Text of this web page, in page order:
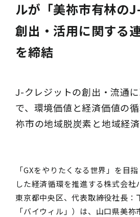
ルが「美祢市有林の
創出・活用に関する
を締結
J-クレジットの創出・流通
で、環境価値と経済価値の
祢市の地域脱炭素と地域経
「GXをやりたくなる世界」を目
した経済循環を推進する株式会社
東京都中央区、代表取締役社長：
「バイウィル」）は、山口県美